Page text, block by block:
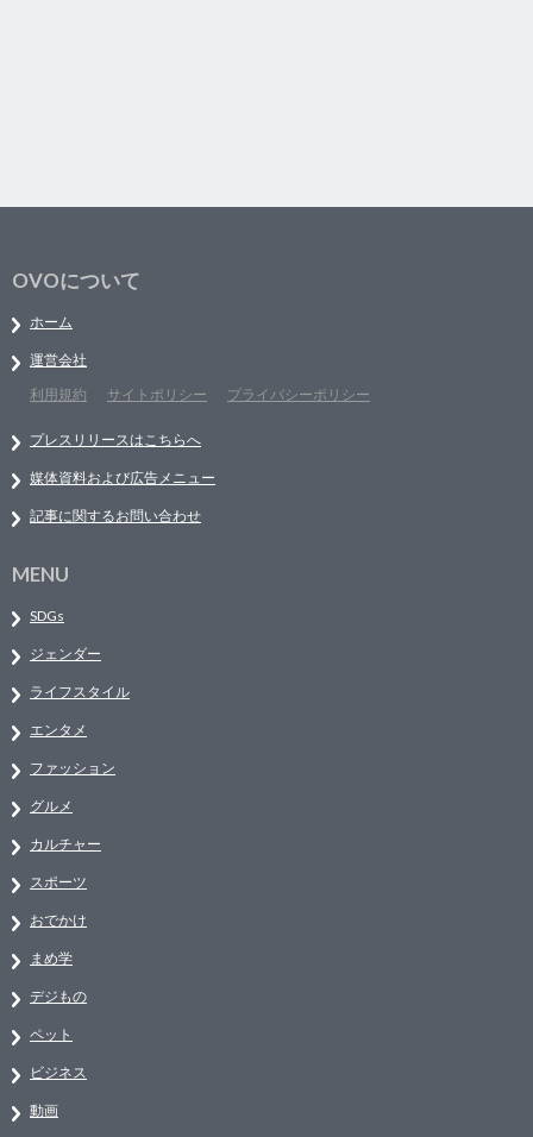
OVOについて
ホーム
運営会社
利用規約
サイトポリシー プライバシーポリシー
プレスリリースはこちらへ
媒体資料および広告メニュー
記事に関するお問い合わせ
MENU
SDGs
ジェンダー
ライフスタイル
エンタメ
ファッション
グルメ
カルチャー
スポーツ
おでかけ
まめ学
デジもの
ペット
ビジネス
動画